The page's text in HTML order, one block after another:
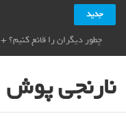
جدید
چطور دیگران را قانع کنیم؟ + ۱۰ راز قانع کردن دیگران_نارنجی پوش
نارنجی پوش